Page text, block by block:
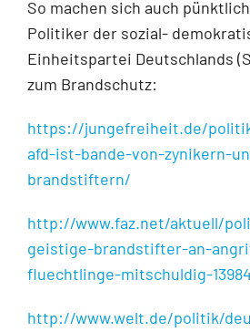
So machen sich auch
Politiker der sozial-
Einheitspartei Deutschlands
zum Brandschutz:
https://jungefreiheit.de/
afd-ist-bande-von-zynikern-
brandstiftern/
http://www.faz.net/aktuell/
geistige-brandstifter-an-
fluechtlinge-mitschuldig-
http://www.welt.de/politik/